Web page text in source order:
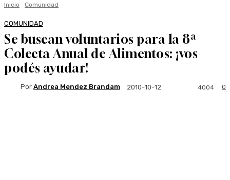
Inicio Comunidad
COMUNIDAD
Se buscan voluntarios para la 8ª
Colecta Anual de Alimentos: ¡vos
podés ayudar!
Por Andrea Mendez Brandam 2010-10-12 0
4004